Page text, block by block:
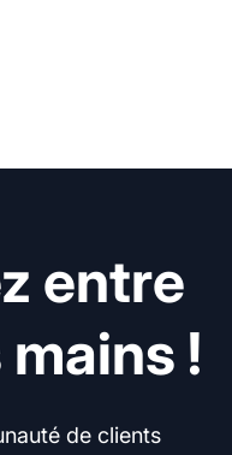
entre
!
de clients